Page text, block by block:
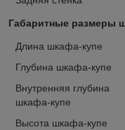
Габаритные размеры
Длина шкафа-купе
Глубина шкафа-купе
Внутренняя глубина
шкафа-купе
Высота шкафа-купе